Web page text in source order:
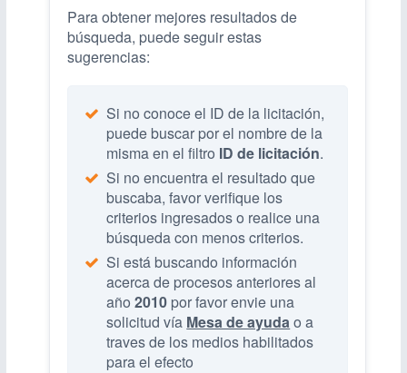
Para obtener mejores resultados de
búsqueda, puede seguir estas
sugerencias:
Si no conoce el ID de la licitación,
puede buscar por el nombre de la
misma en el filtro ID de licitación.
Si no encuentra el resultado que
buscaba, favor verifique los
criterios ingresados o realice una
búsqueda con menos criterios.
Si está buscando información
acerca de procesos anteriores al
año2010 por favor envie una
solicitud vía Mesa de ayudao a
traves de los medios habilitados
para el efecto